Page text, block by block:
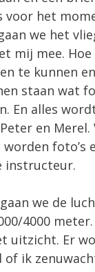
voor het
we het
mij mee.
te kunnen
staan wat
En alles
en Merel.
foto’s
instructeur.
we de
4000
uitzicht. Er
of ik